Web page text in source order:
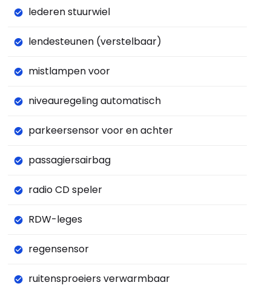
lederen stuurwiel
lendesteunen (verstelbaar)
mistlampen voor
niveauregeling automatisch
parkeersensor voor en achter
passagiersairbag
radio CD speler
RDW-leges
regensensor
ruitensproeiers verwarmbaar